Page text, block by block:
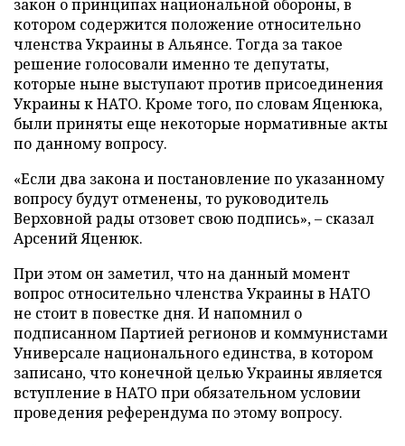
закон о принципах национальной обороны, в
котором содержится положение относительно
членства Украины в Альянсе. Тогда за такое
решение голосовали именно те депутаты,
которые ныне выступают против присоединения
Украины к НАТО. Кроме того, по словам Яценюка,
были приняты еще некоторые нормативные акты
по данному вопросу.
«Если два закона и постановление по указанному
вопросу будут отменены, то руководитель
Верховной рады отзовет свою подпись», – сказал
Арсений Яценюк.
При этом он заметил, что на данный момент
вопрос относительно членства Украины в НАТО
не стоит в повестке дня. И напомнил о
подписанном Партией регионов и коммунистами
Универсале национального единства, в котором
записано, что конечной целью Украины является
вступление в НАТО при обязательном условии
проведения референдума по этому вопросу.